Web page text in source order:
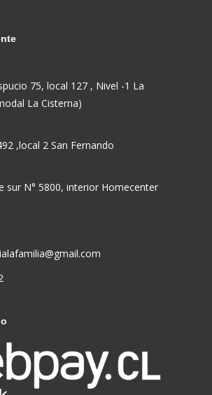
75, local 127 , Nivel -1 La
La Cisterna)
,local 2 San Fernando
sur N° 5800, interior Homecenter